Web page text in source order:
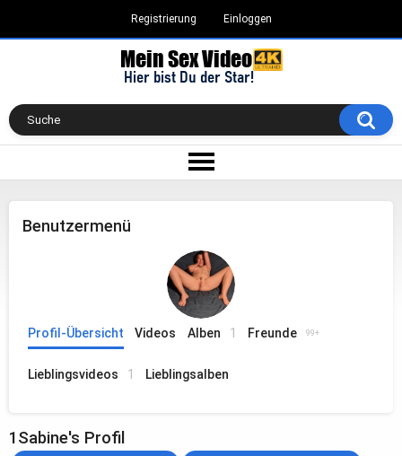
Registrierung Einloggen
Benutzermenü
Profil-Übersicht Videos Alben 1 Freunde 99+
Lieblingsvideos 1 Lieblingsalben
1Sabine's Profil